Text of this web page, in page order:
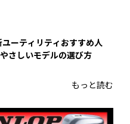
ユーティリティおすすめ人
さしいモデルの選び方
もっと読む